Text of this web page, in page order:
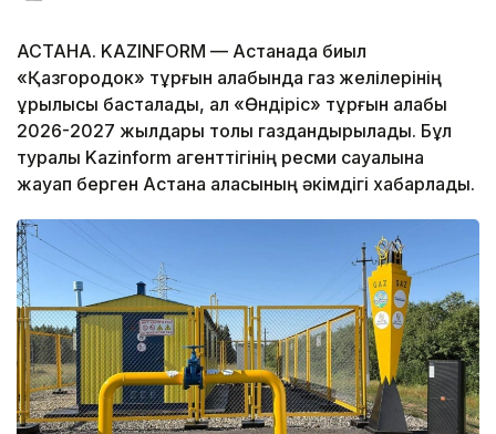
АСТАНА. KAZINFORM — Астанада биыл
«Қазгородок» тұрғын алабында газ желілерінің
құрылысы басталады, ал «Өндіріс» тұрғын алабы
2026-2027 жылдары толық газдандырылады. Бұл
туралы Kazinform агенттігінің ресми сауалына
жауап берген Астана қаласының әкімдігі хабарлады.